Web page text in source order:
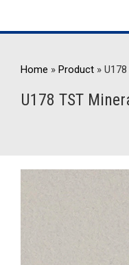
Home » Product »
U178 TST